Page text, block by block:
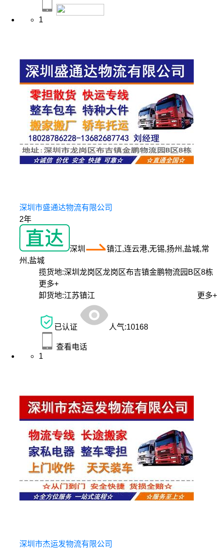
1
深圳市盛通达物流有限公司
2年
深圳
镇江,连云港,无锡,扬州,盐城,常
州,盐城
揽货地:深圳龙岗区龙岗区布吉镇金鹏物流园B区8栋
更多+
卸货地:江苏镇江 更多+
已认证 人气:10168
查看电话
1
深圳市杰运发物流有限公司